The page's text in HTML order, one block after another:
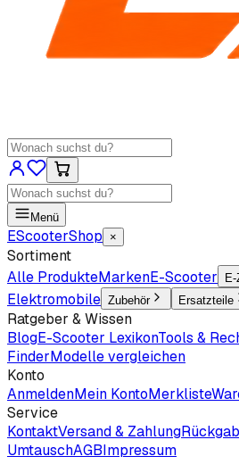
Menü
EScooterShop ×
Sortiment
Alle ProdukteMarkenE-Scooter
Elektromobile Zubehör Ersatzteile
Ratgeber & Wissen
BlogE-Scooter LexikonTools &
FinderModelle vergleichen
Konto
AnmeldenMein KontoMerkliste
Service
KontaktVersand & Zahlung
UmtauschAGBImpressum